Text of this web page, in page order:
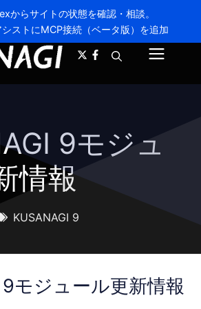
からサイトの状態を確認・相談。
ストにMCP接続（ベータ版）を追加
ニ
9モジュ
情報
KUSANAGI 9
モジュール更新情報
A- A+